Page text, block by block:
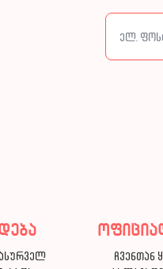
ჩვენთან